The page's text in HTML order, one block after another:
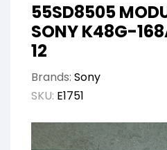
55SD8505
SONY K48G-
12
Brands: Sony
SKU: E1751